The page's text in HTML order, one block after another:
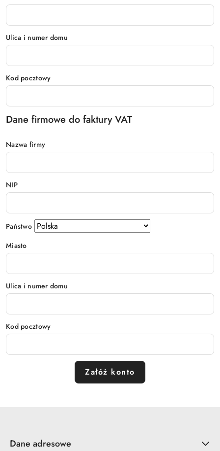
Ulica i numer domu
Kod pocztowy
Dane firmowe do faktury VAT
Nazwa firmy
NIP
Państwo
Miasto
Ulica i numer domu
Kod pocztowy
Załóż konto
Dane adresowe